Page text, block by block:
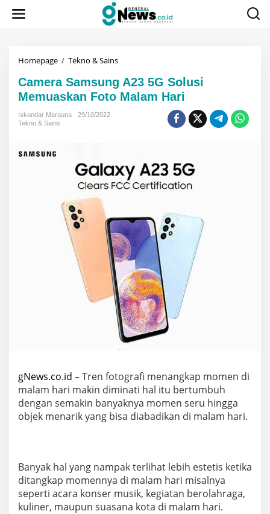
Homepage / Tekno & SainsCamera
A23
5G
Solusi
Camera Samsung A23 5G Solusi
Memuaskan Foto Malam Hari
Iskandar Marauna
29/10/2022
Tekno & Sains
gNews.co.id – Tren fotografi menangkap momen di
malam hari makin diminati hal itu bertumbuh
dengan semakin banyaknya momen seru hingga
objek menarik yang bisa diabadikan di malam hari.
Banyak hal yang nampak terlihat lebih estetis ketika
ditangkap momennya di malam hari misalnya
seperti acara konser musik, kegiatan berolahraga,
kuliner, maupun suasana kota di malam hari.